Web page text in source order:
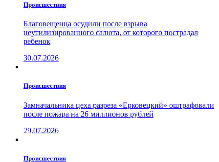
Проиcшествия
Благовещенца осудили после взрыва
неутилизированного салюта, от которого пострадал
ребенок
30.07.2026
Проиcшествия
Замначальника цеха разреза «Ерковецкий» оштрафовали
после пожара на 26 миллионов рублей
29.07.2026
Проиcшествия